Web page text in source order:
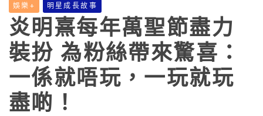
娛樂+ 明星成長故事
炎明熹每年萬聖節盡力
裝扮 為粉絲帶來驚喜：
一係就唔玩，一玩就玩
盡啲！